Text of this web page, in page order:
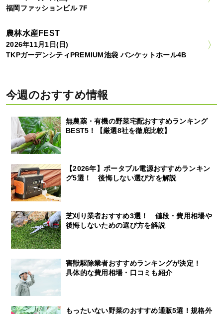
福岡ファッションビル 7F
農林水産FEST
2026年11月1日(日)
TKPガーデンシティPREMIUM池袋 バンケットホール4B
今週のおすすめ情報
無農薬・有機の野菜宅配おすすめランキング
BEST5！【厳選8社を徹底比較】
【2026年】ポータブル電源おすすめランキン
グ5選！ 後悔しない選び方を解説
芝刈り業者おすすめ3選！ 値段・費用相場や
後悔しないための選び方を解説
害獣駆除業者おすすめランキングが決定！
具体的な費用相場・口コミも紹介
もったいない野菜のおすすめ通販5選！規格外